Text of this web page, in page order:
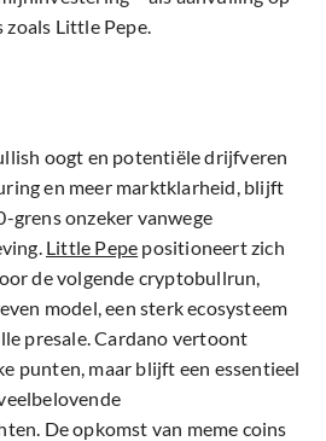
zoals Little Pepe.
oogt en potentiële drijfveren
en meer marktklarheid, blijft
grens onzeker vanwege
Little Pepe positioneert zich
de volgende cryptobullrun,
model, een sterk ecosysteem
presale. Cardano vertoont
punten, maar blijft een essentieel
De opkomst van meme coins